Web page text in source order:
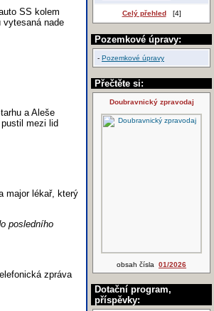
Celý přehled[4]
Pozemkové úpravy:
- Pozemkové úpravy
Přečtěte si:
Doubravnický zpravodaj
obsah čísla 01/2026
Dotační program,
příspěvky:
SS kolem
vytesaná nade
a Aleše
mezi lid
major lékař, který
posledního
zpráva